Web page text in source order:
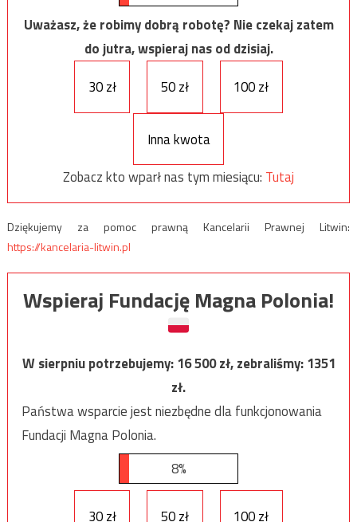
Uważasz, że robimy dobrą robotę? Nie czekaj zatem
do jutra, wspieraj nas od dzisiaj.
30 zł
50 zł 100 zł
Inna kwota
Zobacz kto wparł nas tym miesiącu: Tutaj
Dziękujemy za pomoc prawną Kancelarii Prawnej Litwin:
https://kancelaria-litwin.pl
Wspieraj Fundację Magna Polonia!
W sierpniu potrzebujemy:16 500zł, zebraliśmy:1351
zł.
Państwa wsparcie jest niezbędne dla funkcjonowania
Fundacji Magna Polonia.
8%
30 zł 50 zł 100 zł